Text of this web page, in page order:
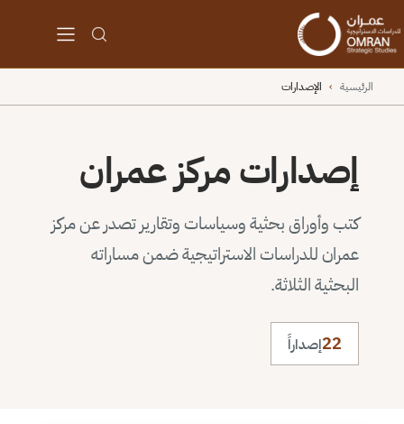
الرئيسية › الإصدارات
إصدارات مركز عمران
كتب وأوراق بحثية وسياسات وتقارير تصدر عن مركز
عمران للدراسات الاستراتيجية ضمن مساراته
البحثية الثلاثة.
22إصداراً